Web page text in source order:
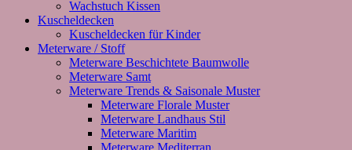
Wachstuch Kissen
Kuscheldecken
Kuscheldecken für Kinder
Meterware / Stoff
Meterware Beschichtete Baumwolle
Meterware Samt
Meterware Trends & Saisonale Muster
Meterware Florale Muster
Meterware Landhaus Stil
Meterware Maritim
Meterware Mediterran